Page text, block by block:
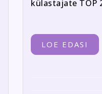
külastajate TOP
LOE EDASI